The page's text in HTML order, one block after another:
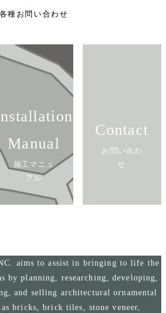
各種お問い合わせ
Manual
施工マニュ
アル
Contact
お問い合わ
せ
aims to assist in bringing to life the
by planning, researching, developing,
and selling architectural ornamental
bricks, brick tiles, stone veneer,